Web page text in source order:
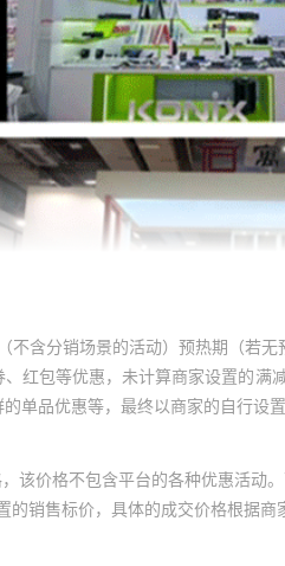
不含分销场景的活动）预热期（若
红包等优惠，未计算商家设置的
单品优惠等，最终以商家的自行
该价格不包含平台的各种优惠活动
销售标价，具体的成交价格根据